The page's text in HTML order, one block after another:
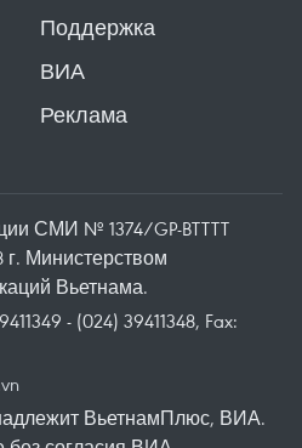
Поддержка
ВИА
Реклама
СМИ № 1374/GP-BTTTT
г. Министерством
Вьетнама.
- (024) 39411348, Fax:
ВьетнамПлюс, ВИА.